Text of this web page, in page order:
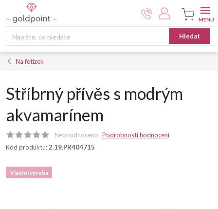
na
Hledat
Nákupní
košík
Na řetízek
Stříbrný přívěs s modrým
akvamarínem
Neohodnoceno Podrobnosti hodnocení
Kód produktu:2.19.PR404715
Vlastní výroba